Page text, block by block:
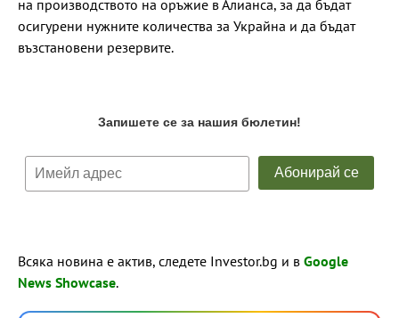
на производството на оръжие в Алианса, за да бъдат
осигурени нужните количества за Украйна и да бъдат
възстановени резервите.
Всяка новина е актив, следете Investor.bg и в Google
News Showcase.